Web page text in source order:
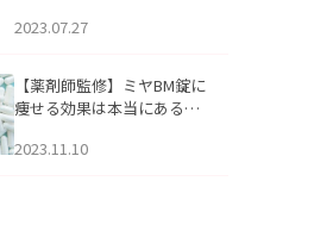
2023.07.27
【薬剤師監修】ミヤBM錠に
痩せる効果は本当にある
2023.11.10